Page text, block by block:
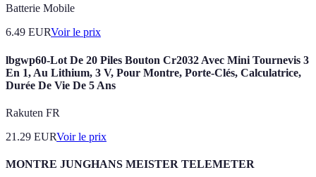
Batterie Mobile
6.49 EURVoir le prix
lbgwp60-Lot De 20 Piles Bouton Cr2032 Avec Mini Tournevis 3
En 1, Au Lithium, 3 V, Pour Montre, Porte-Clés, Calculatrice,
Durée De Vie De 5 Ans
Rakuten FR
21.29 EURVoir le prix
MONTRE JUNGHANS MEISTER TELEMETER